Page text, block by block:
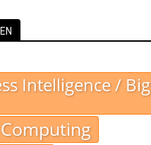
Intelligence / Big